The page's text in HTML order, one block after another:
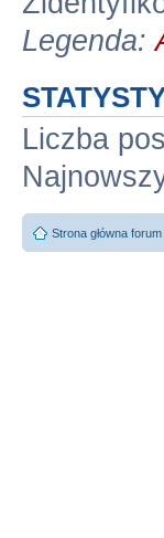
Legenda:
Liczba
Strona główna forum